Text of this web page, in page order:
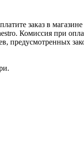
заказ в
Комиссия при
предусмотренных